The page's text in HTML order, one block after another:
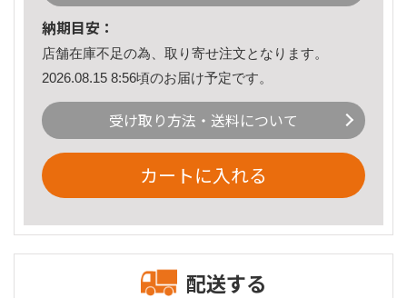
納期目安：
店舗在庫不足の為、取り寄せ注文となります。
2026.08.15 8:56頃のお届け予定です。
受け取り方法・送料について
カートに入れる
配送する